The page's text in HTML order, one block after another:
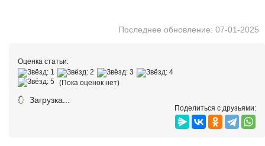
Последнее обновление: 07-01-2025
Оценка статьи:
(Пока оценок нет)
Загрузка...
Поделиться с друзьями: